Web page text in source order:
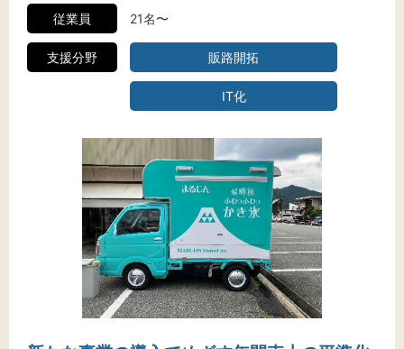
従業員 21名〜
支援分野 販路開拓
IT化